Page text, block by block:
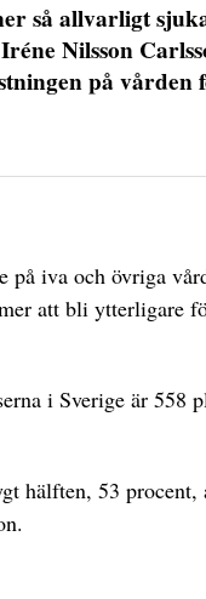
så allvarligt
Nilsson
på vården
på iva och övriga
att bli ytterligare
i Sverige är 558
hälften, 53 procent,